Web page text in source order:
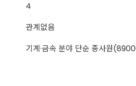
4
관계없음
기계·금속 분야 단순 종사원